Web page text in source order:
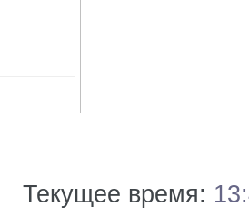
Текущее время: